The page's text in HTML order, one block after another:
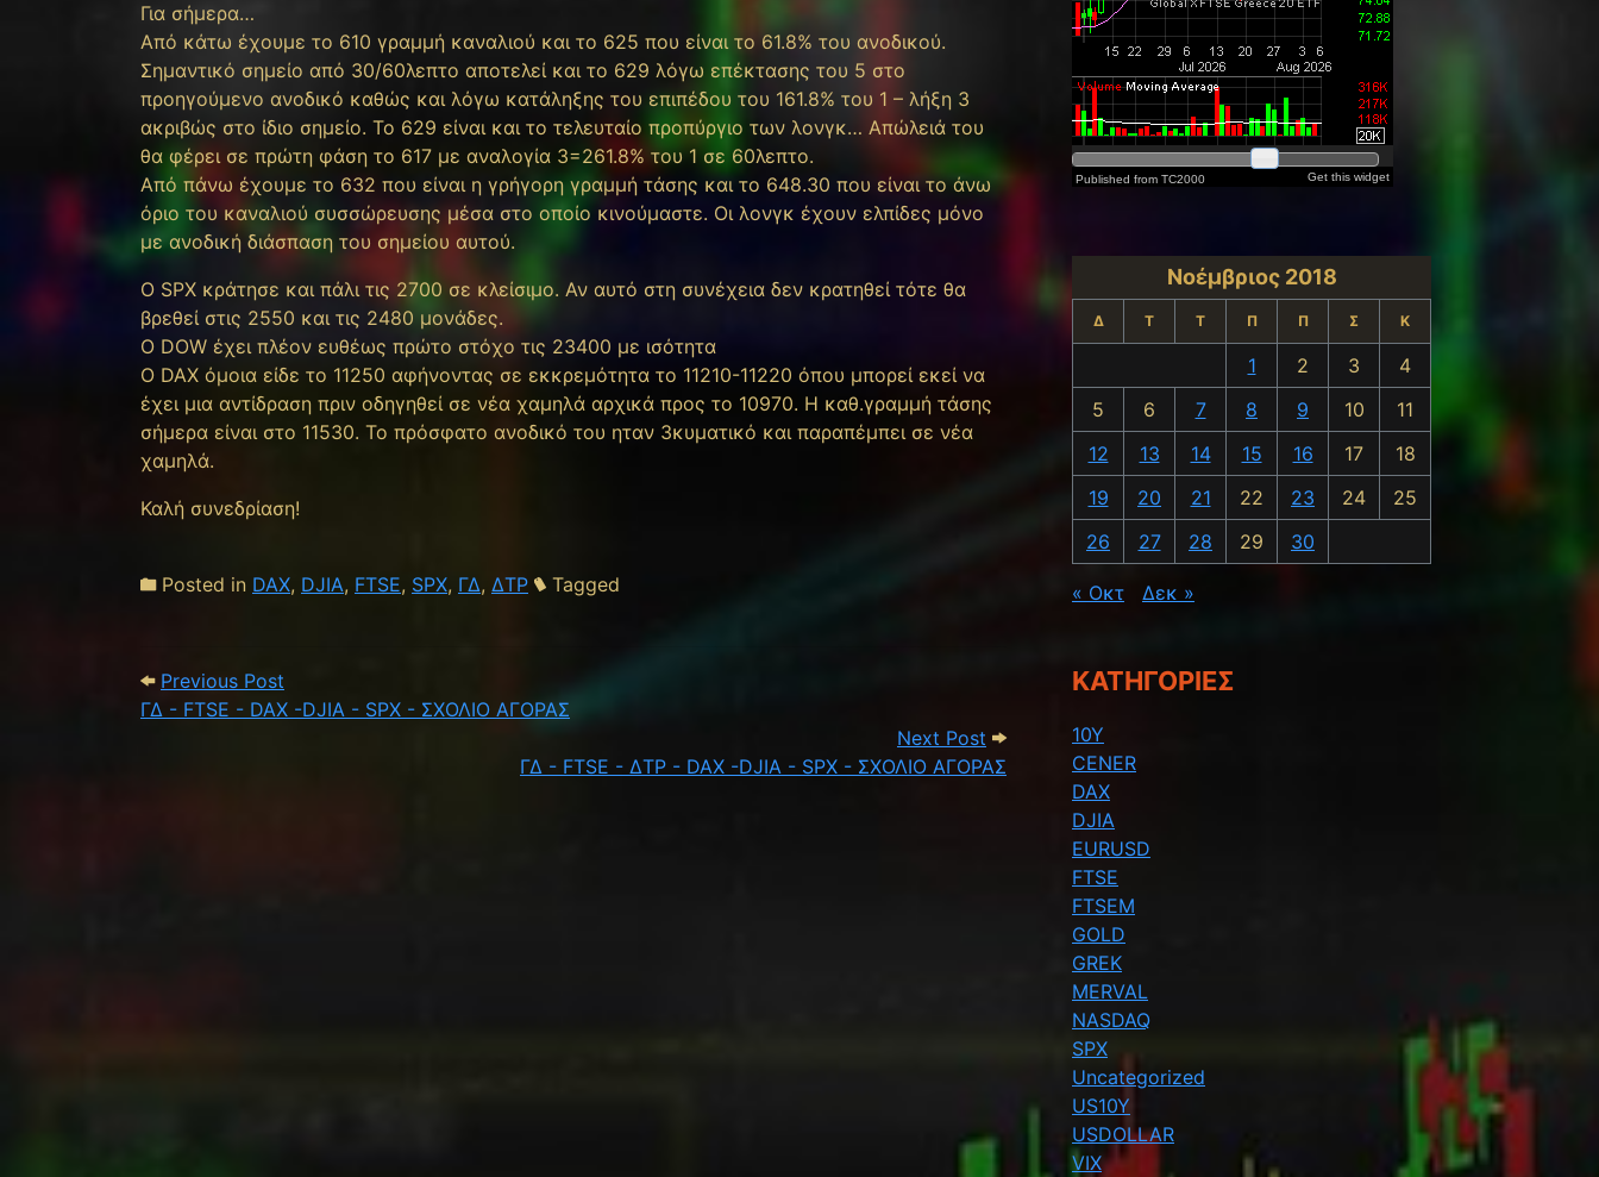
Για σήμερα…
Από κάτω έχουμε το 610 γραμμή καναλιού και το 625 που είναι το 61.8% του ανοδικού.
Σημαντικό σημείο από 30/60λεπτο αποτελεί και το 629 λόγω επέκτασης του 5 στο
προηγούμενο ανοδικό καθώς και λόγω κατάληξης του επιπέδου του 161.8% του 1 – λήξη 3
ακριβώς στο ίδιο σημείο. Το 629 είναι και το τελευταίο προπύργιο των λονγκ… Απώλειά του
θα φέρει σε πρώτη φάση το 617 με αναλογία 3=261.8% του 1 σε 60λεπτο.
Από πάνω έχουμε το 632 που είναι η γρήγορη γραμμή τάσης και το 648.30 που είναι το άνω
όριο του καναλιού συσσώρευσης μέσα στο οποίο κινούμαστε. Οι λονγκ έχουν ελπίδες μόνο
με ανοδική διάσπαση του σημείου αυτού.
O SPX κράτησε και πάλι τις 2700 σε κλείσιμο. Αν αυτό στη συνέχεια δεν κρατηθεί τότε θα
βρεθεί στις 2550 και τις 2480 μονάδες.
Ο DOW έχει πλέον ευθέως πρώτο στόχο τις 23400 με ισότητα
Ο DAX όμοια είδε το 11250 αφήνοντας σε εκκρεμότητα το 11210-11220 όπου μπορεί εκεί να
έχει μια αντίδραση πριν οδηγηθεί σε νέα χαμηλά αρχικά προς το 10970. Η καθ.γραμμή τάσης
σήμερα είναι στο 11530. Το πρόσφατο ανοδικό του ηταν 3κυματικό και παραπέμπει σε νέα
χαμηλά.
Καλή συνεδρίαση!
Posted in DAX, DJIA, FTSE, SPX, ΓΔ, ΔΤΡ Tagged
Post navigation
Previous Post
ΓΔ - FTSE - DAX -DJIA - SPX - ΣΧΟΛΙΟ ΑΓΟΡΑΣ
Next Post Next Post: ΓΔ - FTSE - DAX -DJIA - SPX - ΣΧΟΛΙΟ ΑΓΟΡΑΣ
ΓΔ - FTSE - ΔΤΡ - DAX -DJIA - SPX - ΣΧΟΛΙΟ ΑΓΟΡΑΣ
Νοέμβριος 2018
Δ Τ Τ Π Π Σ Κ
1 2 3
4
5
6 7 8 9 10
11
12
13 14 15 16 17
18
19
20 21 22 23 24
25
26
27 28 29 30
« Οκτ Δεκ »
KΑΤΗΓΟΡΊΕΣ
10Y
CENER
DAX
DJIA
EURUSD
FTSE
FTSEM
GOLD
GREK
MERVAL
NASDAQ
SPX
Uncategorized
US10Y
USDOLLAR
VIX